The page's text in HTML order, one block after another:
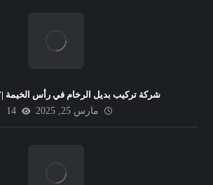
شركة تركيب بديل الرخام في رأس الخيمة |0547149297
مارس 25, 2025
14